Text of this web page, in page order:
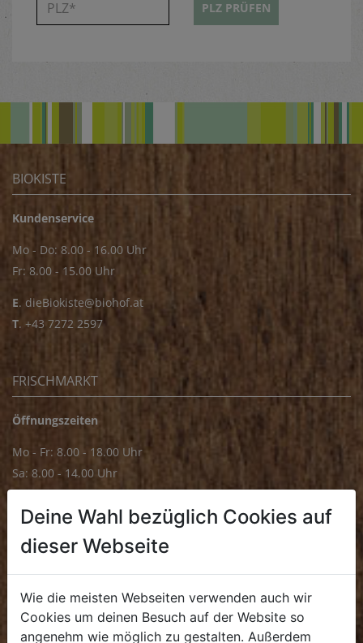
PLZ PRÜFEN
BIOKISTE
Kundenservice
Mo - Do: 8.00 - 16.00 Uhr
Fr: 8.00 - 15.00 Uhr
E. dieBiokiste@biohof.at
T. +43 7272 2597
FRISCHMARKT
Öffnungszeiten
Mo - Fr: 8.00 - 18.00 Uhr
Sa: 8.00 - 14.00 Uhr
Mo - Fr: 8.00 - 16.00 Uhr
. +43 7272 4859 70
Deine Wahl bezüglich Cookies auf
dieser Webseite
Wie die meisten Webseiten verwenden auch wir
Cookies um deinen Besuch auf der Website so
angenehm wie möglich zu gestalten. Außerdem